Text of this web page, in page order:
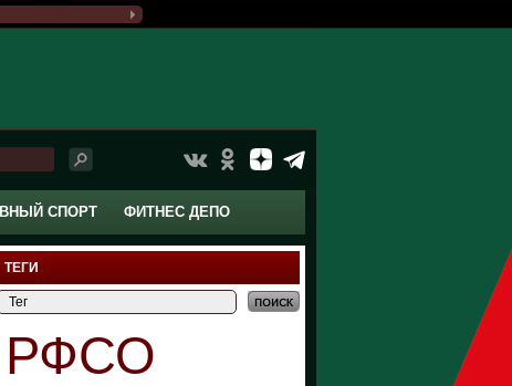
СПОРТ ФИТНЕС ДЕПО
ТЕГИ
РФСО